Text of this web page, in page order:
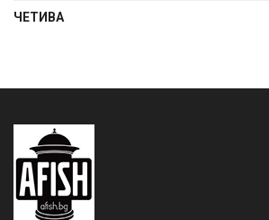
ЧЕТИВА